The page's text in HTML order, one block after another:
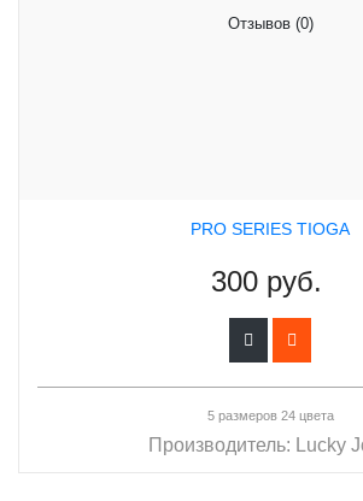
Отзывов (0)
PRO SERIES TIOGA
300 руб.
5 размеров 24 цвета
Производитель: Lucky